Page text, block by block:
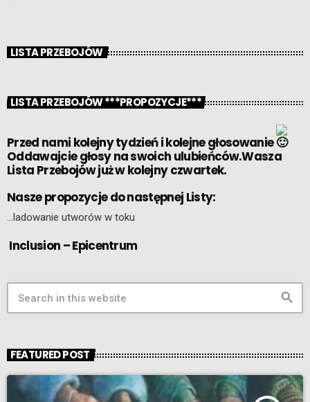
LISTA PRZEBOJÓW
LISTA PRZEBOJÓW ***PROPOZYCJE***
Przed nami kolejny tydzień i kolejne głosowanie
Oddawajcie głosy na swoich ulubieńców.Wasza
Lista Przebojów już w kolejny czwartek.
Nasze propozycje do następnej Listy:
…ladowanie utworów w toku
Inclusion – Epicentrum
search
FEATURED POST